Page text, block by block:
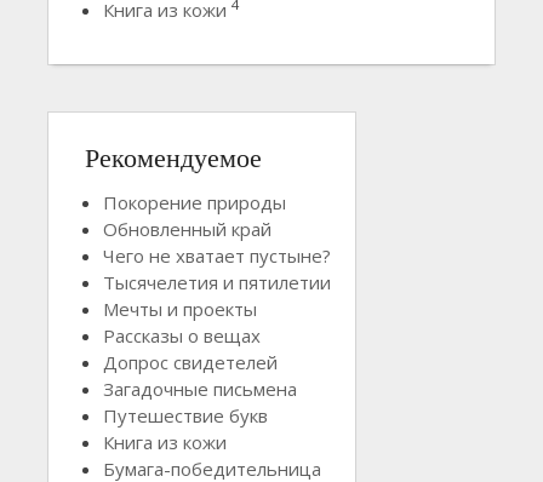
Книга из кожи 4
Рекомендуемое
Покорение природы
Обновленный край
Чего не хватает пустыне?
Тысячелетия и пятилетии
Мечты и проекты
Рассказы о вещах
Допрос свидетелей
Загадочные письмена
Путешествие букв
Книга из кожи
Бумага-победительница